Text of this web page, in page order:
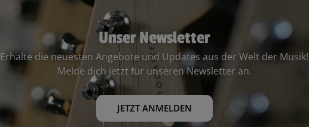
Unser Newsletter
Erhalte die neuesten Angebote und Updates aus der Welt der Musik!
Melde dich jetzt für unseren Newsletter an.
JETZT ANMELDEN